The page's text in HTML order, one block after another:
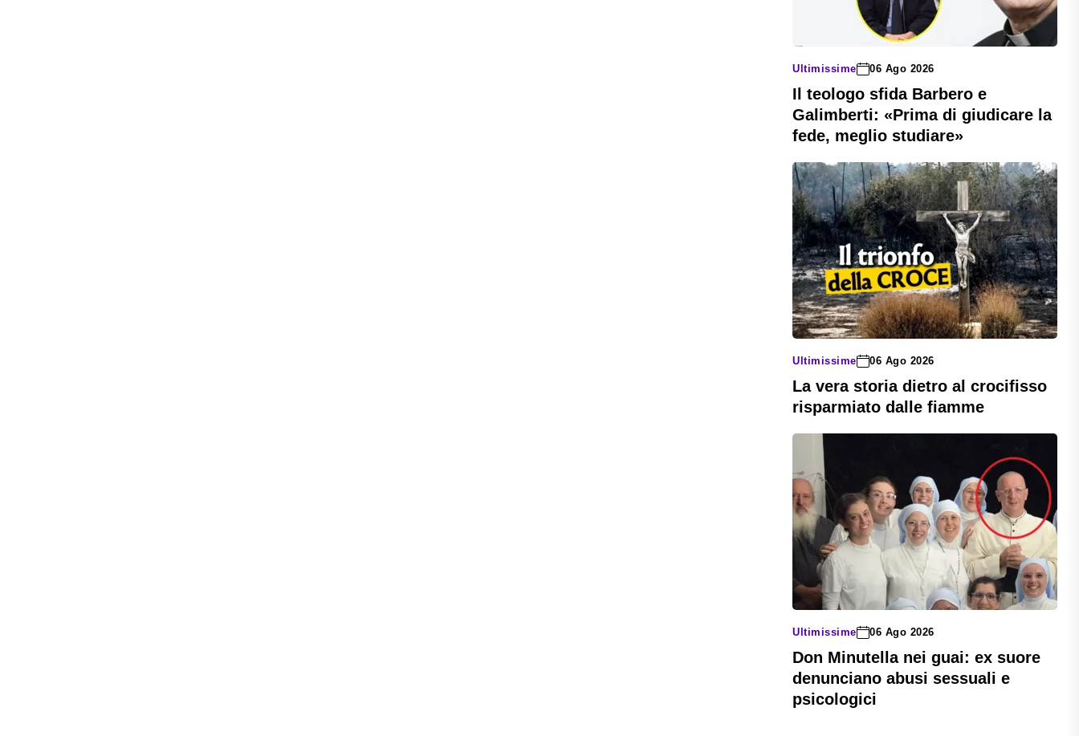
Ultimissime 06 Ago 2026
Il teologo sfida Barbero e
Galimberti: «Prima di giudicare la
fede, meglio studiare»
Ultimissime 06 Ago 2026
La vera storia dietro al crocifisso
risparmiato dalle fiamme
Ultimissime 06 Ago 2026
Don Minutella nei guai: ex suore
denunciano abusi sessuali e
psicologici